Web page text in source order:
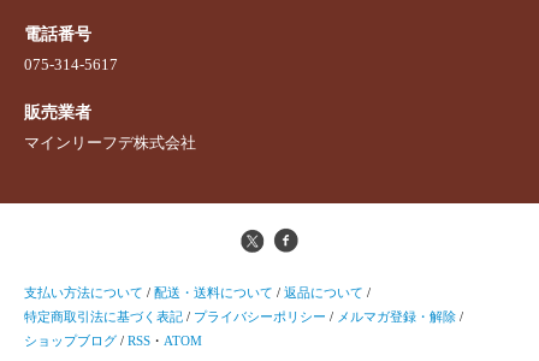
電話番号
075-314-5617
販売業者
マインリーフデ株式会社
支払い方法について / 配送・送料について / 返品について /
特定商取引法に基づく表記 / プライバシーポリシー / メルマガ登録・解除 /
ショップブログ / RSS ・ ATOM